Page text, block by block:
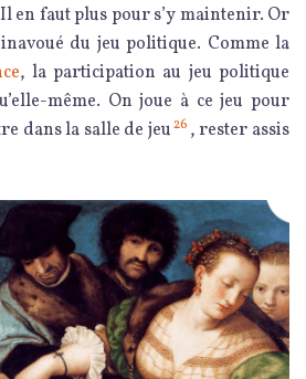
en faut plus pour s’y maintenir. Or
du jeu politique. Comme la
, la participation au jeu politique
même. On joue à ce jeu pour
dans la salle de jeu26 , rester assis